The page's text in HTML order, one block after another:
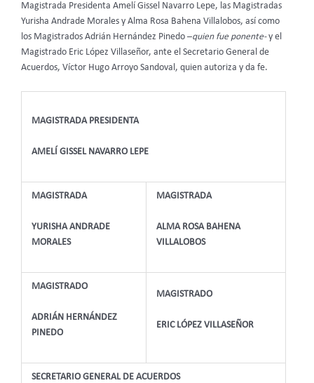
Magistrada Presidenta Amelí Gissel Navarro Lepe, las Magistradas
Yurisha Andrade Morales y Alma Rosa Bahena Villalobos, así como
los Magistrados Adrián Hernández Pinedo –quien fue ponente-y el
Magistrado Eric López Villaseñor, ante el Secretario General de
Acuerdos, Víctor Hugo Arroyo Sandoval, quien autoriza y da fe.
MAGISTRADA PRESIDENTA
AMELÍ GISSEL NAVARRO LEPE
MAGISTRADA
YURISHA ANDRADE
MORALES
MAGISTRADA
ALMA ROSA BAHENA
VILLALOBOS
MAGISTRADO
ADRIÁN HERNÁNDEZ
PINEDO
MAGISTRADO
ERIC LÓPEZ VILLASEÑOR
SECRETARIO GENERAL DE ACUERDOS